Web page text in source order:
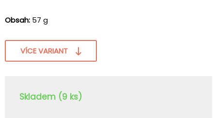
Obsah: 57 g
VÍCE VARIANT
Skladem (9 ks)